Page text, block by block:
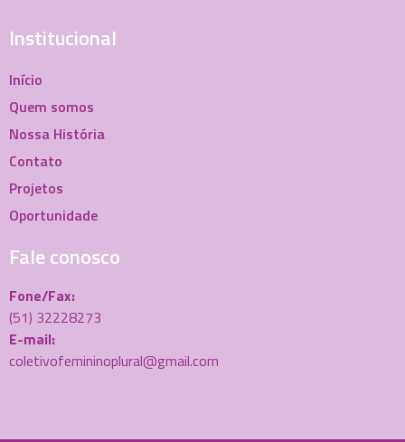
Institucional
Início
Quem somos
Nossa História
Contato
Projetos
Oportunidade
Fale conosco
Fone/Fax:
(51) 32228273
E-mail:
coletivofemininoplural@gmail.com